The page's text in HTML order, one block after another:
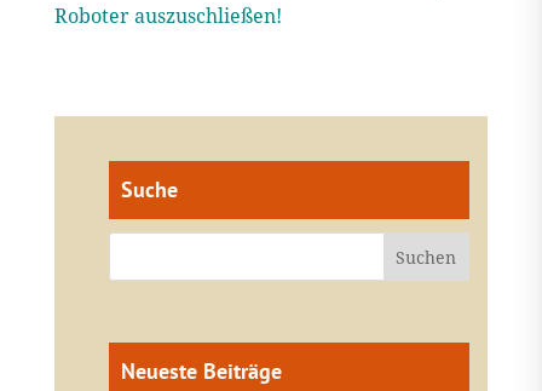
Roboter auszuschließen!
Suche
Neueste Beiträge